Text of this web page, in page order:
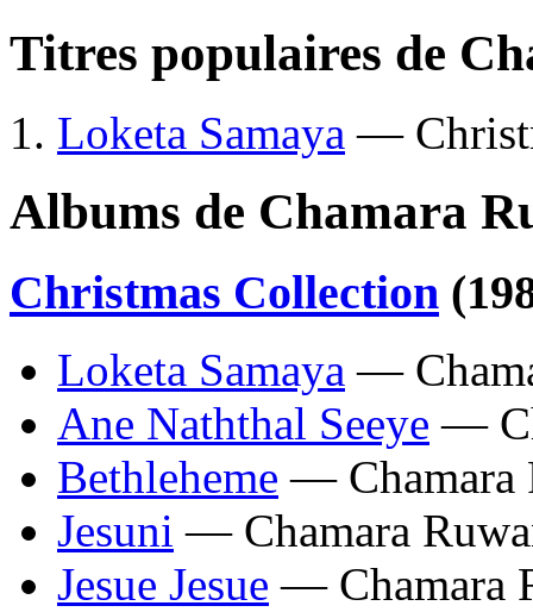
Titres populaires de
Loketa Samaya —
Albums de Chamara
Christmas Collection
Loketa Samaya —
Ane Naththal Seeye —
Bethleheme — Chamara
Jesuni — Chamara
Jesue Jesue — Chamara